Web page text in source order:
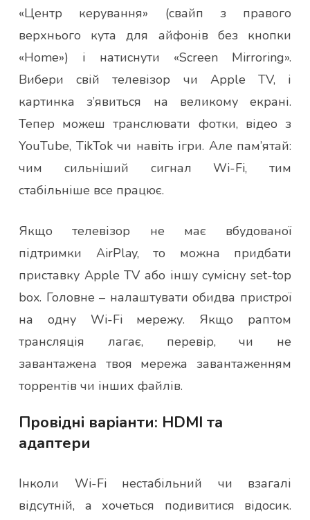
«Центр керування» (свайп з правого
верхнього кута для айфонів без кнопки
«Home») і натиснути «Screen Mirroring».
Вибери свій телевізор чи Apple TV, і
картинка з’явиться на великому екрані.
Тепер можеш транслювати фотки, відео з
YouTube, TikTok чи навіть ігри. Але пам’ятай:
чим сильніший сигнал Wi-Fi, тим
стабільніше все працює.
Якщо телевізор не має вбудованої
підтримки AirPlay, то можна придбати
приставку Apple TV або іншу сумісну set-top
box. Головне – налаштувати обидва пристрої
на одну Wi-Fi мережу. Якщо раптом
трансляція лагає, перевір, чи не
завантажена твоя мережа завантаженням
торрентів чи інших файлів.
Провідні варіанти: HDMI та
адаптери
Інколи Wi-Fi нестабільний чи взагалі
відсутній, а хочеться подивитися відосик.